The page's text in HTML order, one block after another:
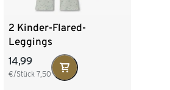
2 Kinder-Flared-
Leggings
14,99
€/Stück7,50